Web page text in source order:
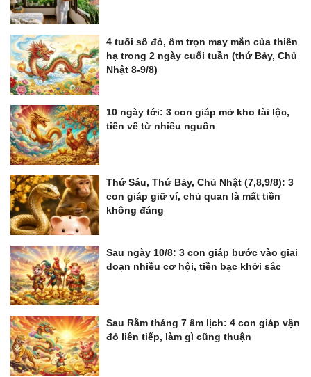
4 tuổi số đỏ, ôm trọn may mắn của thiên
hạ trong 2 ngày cuối tuần (thứ Bảy, Chủ
Nhật 8-9/8)
10 ngày tới: 3 con giáp mở kho tài lộc,
tiền về từ nhiều nguồn
Thứ Sáu, Thứ Bảy, Chủ Nhật (7,8,9/8): 3
con giáp giữ ví, chủ quan là mất tiền
không đáng
Sau ngày 10/8: 3 con giáp bước vào giai
đoạn nhiều cơ hội, tiền bạc khởi sắc
Sau Rằm tháng 7 âm lịch: 4 con giáp vận
đỏ liên tiếp, làm gì cũng thuận